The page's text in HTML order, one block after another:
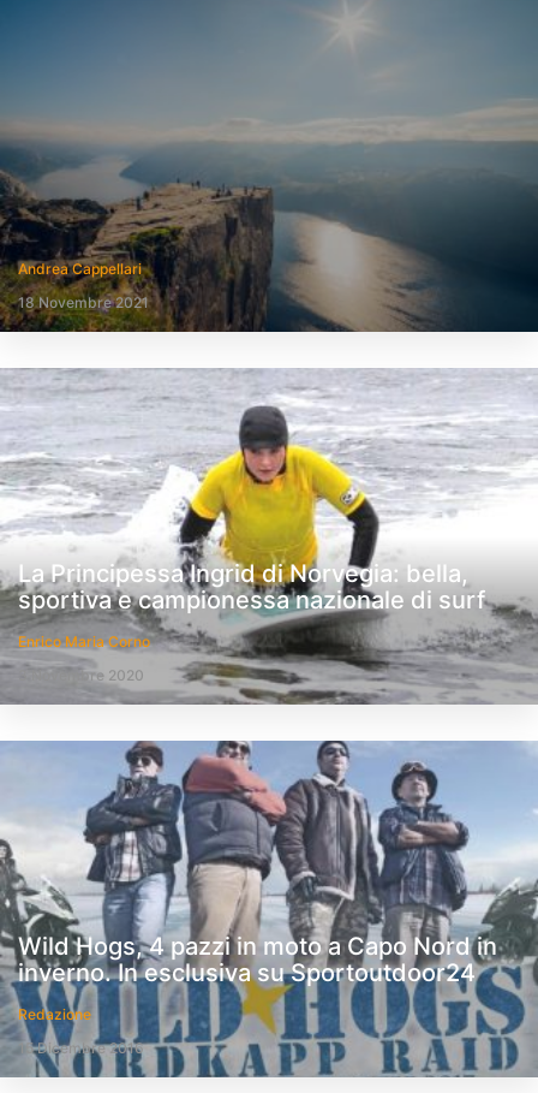
Andrea Cappellari
18 Novembre 2021
La Principessa Ingrid di Norvegia: bella,
sportiva e campionessa nazionale di surf
Enrico Maria Corno
3 Novembre 2020
Wild Hogs, 4 pazzi in moto a Capo Nord in
inverno. In esclusiva su Sportoutdoor24
Redazione
15 Dicembre 2016